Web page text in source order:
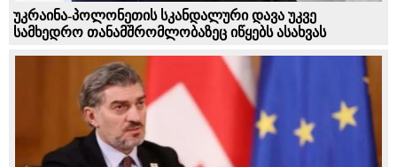
უკრაინა-პოლონეთის სკანდალური დავა უკვე
სამხედრო თანამშრომლობაზეც იწყებს ასახვას